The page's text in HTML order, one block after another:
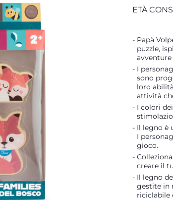
ETÀ
Papà
puzzle,
avventure
I
sono
loro
attività
I colori
Il legno è
I
gioco.
creare il
Il legno
gestite in
riciclabile